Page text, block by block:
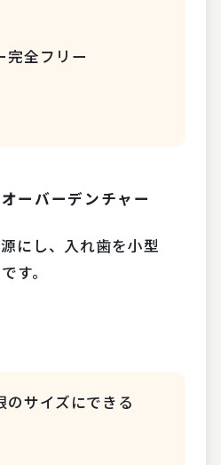
完全フリー
ーバーデンチャー
にし、入れ歯を小型
す。
のサイズにできる